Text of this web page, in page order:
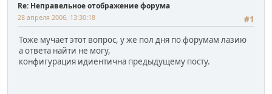
Re: Неправельное отображение форума
#1
28 апреля 2006, 13:30:18
Тоже мучает этот вопрос, у же пол дня по форумам лазию
а ответа найти не могу,
конфигурация идиентична предыдущему посту.